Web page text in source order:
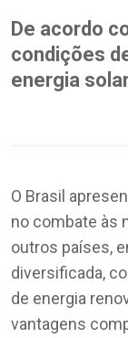
De acordo
condições
energia
O Brasil
no combate às
outros países,
diversificada,
de energia
vantagens